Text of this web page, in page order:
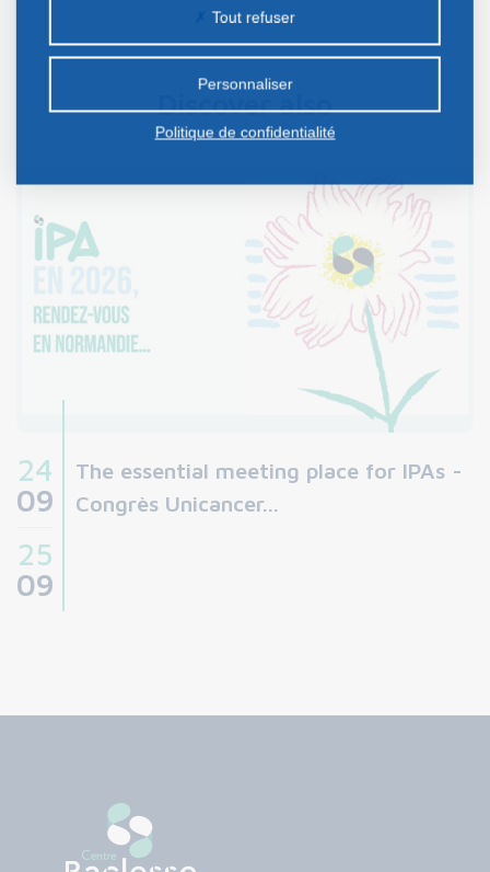
Discover also
24
09
25
09
The essential meeting place for IPAs -
Congrès Unicancer...
préalable.
Tout refuser
Personnaliser
Politique de confidentialité